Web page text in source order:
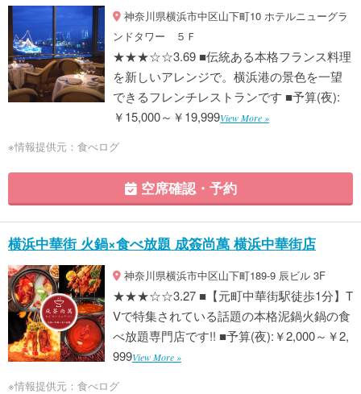
神奈川県横浜市中区山下町10 ホテルニューグラ
ンドタワー ５Ｆ
★★★☆☆3.69 ■伝統ある本格フランス料理
を新しいアレンジで。横浜港の景色を一望
できるフレンチレストランです ■予算(夜):
￥15,000～￥19,999View More »
※情報提供元：食べログ
空席確認・予約
横浜中華街 火鍋×食べ放題 成簽尚萬 横浜中華街店
神奈川県横浜市中区山下町189-9 辰ビル 3F
★★★☆☆3.27 ■【元町中華街駅徒歩1分】T
Vで特集されている話題の本格泥鍋火鍋の食
べ放題専門店です!! ■予算(夜):￥2,000～￥2,
999View More »
※情報提供元：食べログ